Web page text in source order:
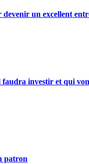
devenir un excellent
faudra investir et qui
patron